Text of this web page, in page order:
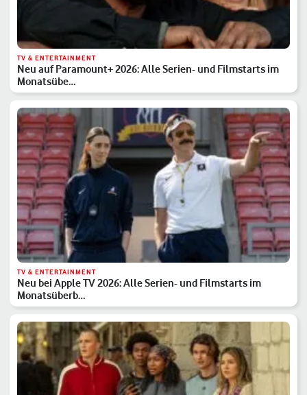
TV & ENTERTAINMENT
Neu auf Paramount+ 2026: Alle Serien- und Filmstarts im
Monatsübe…
TV & ENTERTAINMENT
Neu bei Apple TV 2026: Alle Serien- und Filmstarts im
Monatsüberb…